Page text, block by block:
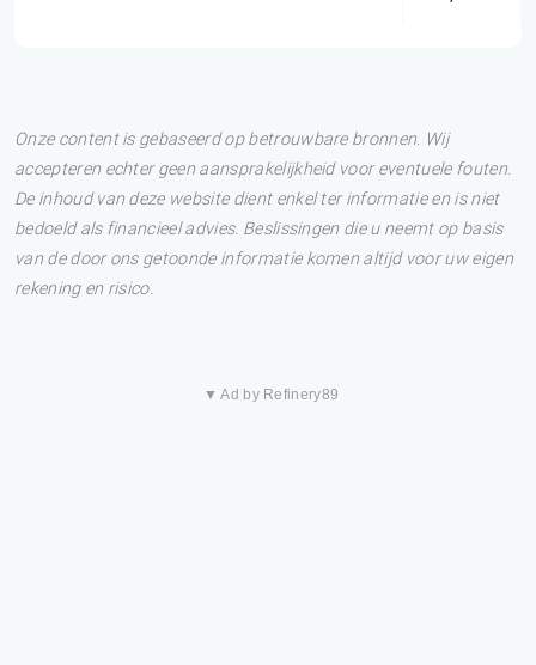
Onze content is gebaseerd op betrouwbare bronnen. Wij
accepteren echter geen aansprakelijkheid voor eventuele fouten.
De inhoud van deze website dient enkel ter informatie en is niet
bedoeld als financieel advies. Beslissingen die u neemt op basis
van de door ons getoonde informatie komen altijd voor uw eigen
rekening en risico.
▼ Ad by Refinery89